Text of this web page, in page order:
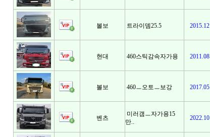
볼보 트라이뎀25.5 2015.12
현대 460스틱감속자가용 2011.08
볼보 460ㅡ오토ㅡ보강 2017.05
벤츠
미러갬ㅡ자가용15
만..
2022.10